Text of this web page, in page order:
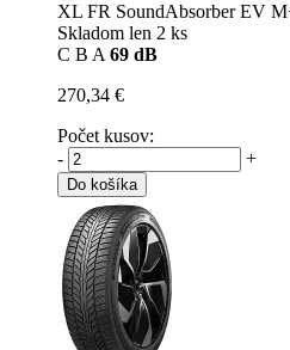
XL FR SoundAbsorber EV
Skladom len 2 ks
C B A69 dB
270,34 €
Počet kusov:
-
+
Do košíka